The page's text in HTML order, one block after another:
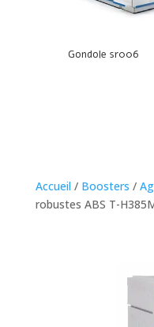
Gondole sr006
Accueil / Boosters /
robustes ABS T-